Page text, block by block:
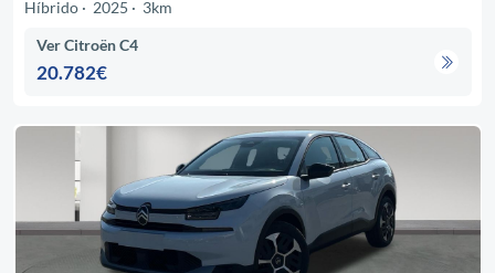
Híbrido
2025 3km
Ver Citroën C4
20.782€